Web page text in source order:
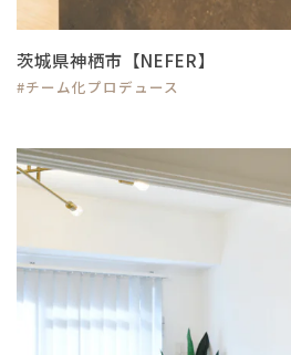
茨城県神栖市【NEFER】
#チーム化プロデュース